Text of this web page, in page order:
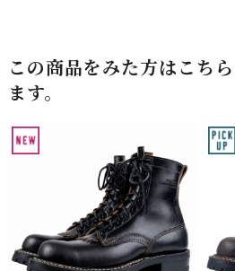
この商品をみた方はこち
ます。